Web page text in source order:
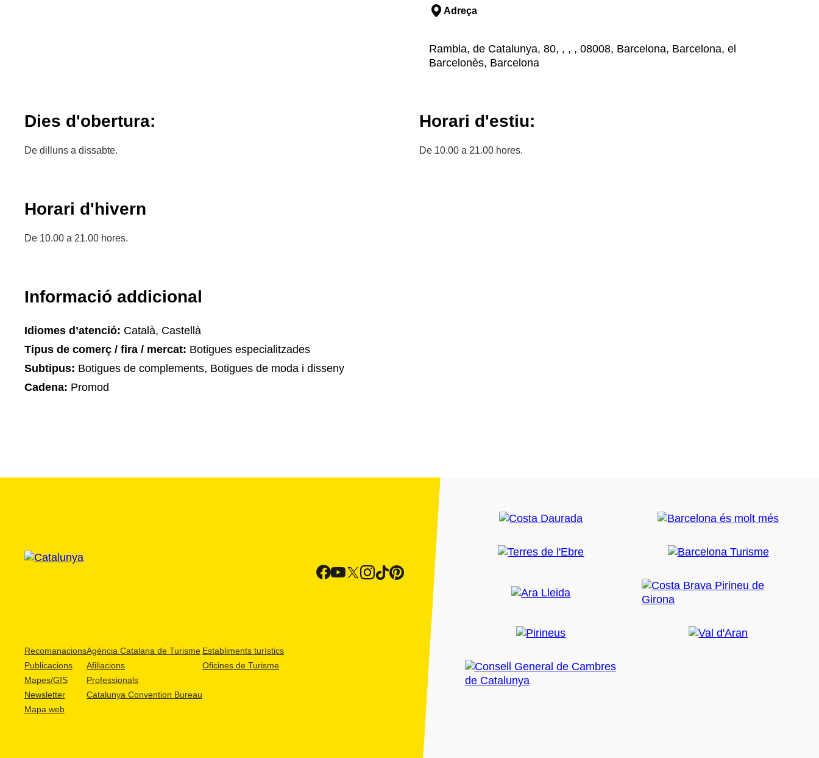
Adreça
Rambla, de Catalunya, 80, , , , 08008, Barcelona, Barcelona, el
Barcelonès, Barcelona
Dies d'obertura:
De dilluns a dissabte.
Horari d'estiu:
De 10.00 a 21.00 hores.
Horari d'hivern
De 10.00 a 21.00 hores.
Informació addicional
Idiomes d’atenció: Català, Castellà
Tipus de comerç / fira / mercat: Botigues especialitzades
Subtipus: Botigues de complements, Botigues de moda i disseny
Cadena: Promod
Recomanacions
Publicacions
Mapes/GIS
Newsletter
Mapa web
Agència Catalana de Turisme
Afiliacions
Professionals
Catalunya Convention Bureau
Establiments turístics
Oficines de Turisme